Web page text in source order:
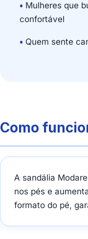
• Mulheres que
confortável
• Quem sente
Como
A sandália
nos pés e
formato do pé,